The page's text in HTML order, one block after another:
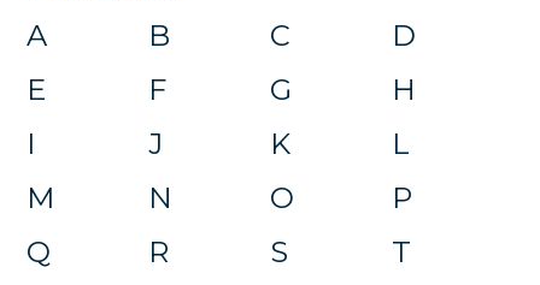
A B C
D
E
F G
H
I
J K
L
M
N O
P
Q
R S
T